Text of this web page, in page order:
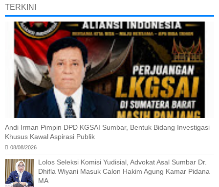
TERKINI
Andi Irman Pimpin DPD KGSAI Sumbar, Bentuk Bidang Investigasi
Khusus Kawal Aspirasi Publik
08/08/2026
Lolos Seleksi Komisi Yudisial, Advokat Asal Sumbar Dr.
Dhifla Wiyani Masuk Calon Hakim Agung Kamar Pidana
MA